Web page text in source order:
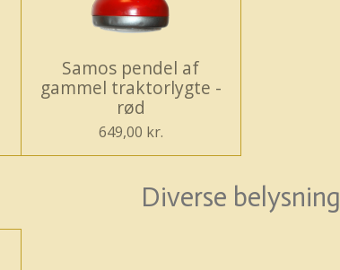
Samos pendel af
gammel traktorlygte -
rød
649,00 kr.
Diverse belysning